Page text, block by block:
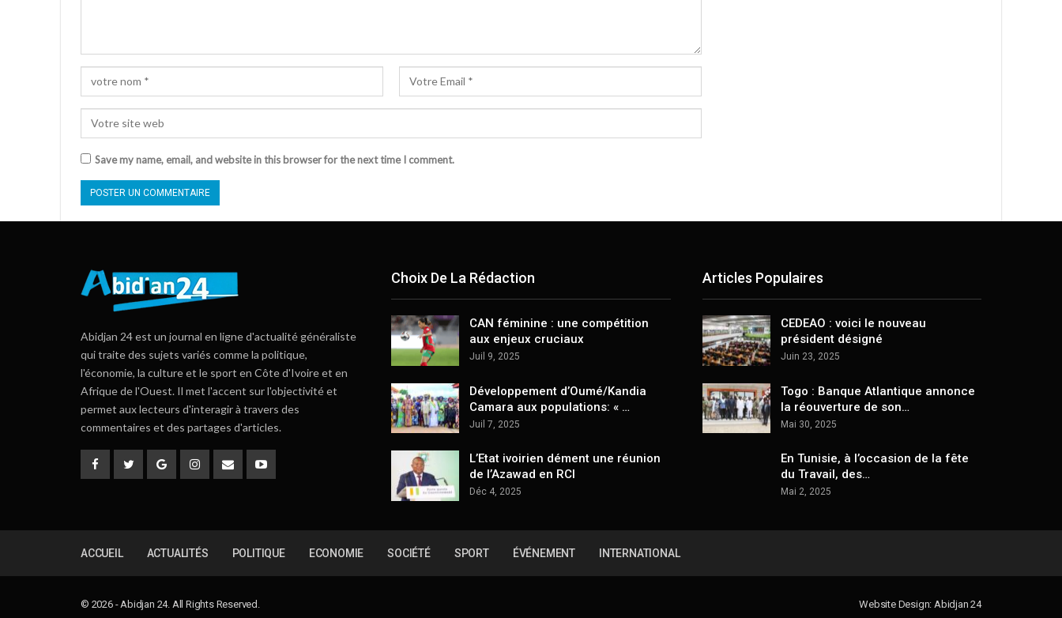
Save my name, email, and website in this browser for the next time I comment.
Abidjan 24 est un journal en ligne d'actualité généraliste
qui traite des sujets variés comme la politique,
l'économie, la culture et le sport en Côte d'Ivoire et en
Afrique de l'Ouest. Il met l'accent sur l'objectivité et
permet aux lecteurs d'interagir à travers des
commentaires et des partages d'articles.
Choix De La Rédaction
CAN féminine : une compétition
aux enjeux cruciaux
Juil 9, 2025
Développement d’Oumé/Kandia
Camara aux populations: « …
Juil 7, 2025
L’Etat ivoirien dément une réunion
de l’Azawad en RCI
Déc 4, 2025
Articles Populaires
CEDEAO : voici le nouveau
président désigné
Juin 23, 2025
Togo : Banque Atlantique annonce
la réouverture de son…
Mai 30, 2025
En Tunisie, à l’occasion de la fête
du Travail, des…
Mai 2, 2025
ACCUEIL ACTUALITÉS POLITIQUE ECONOMIE SOCIÉTÉ SPORT ÉVÉNEMENT INTERNATIONAL
© 2026 - Abidjan 24. All Rights Reserved. Website Design: Abidjan 24